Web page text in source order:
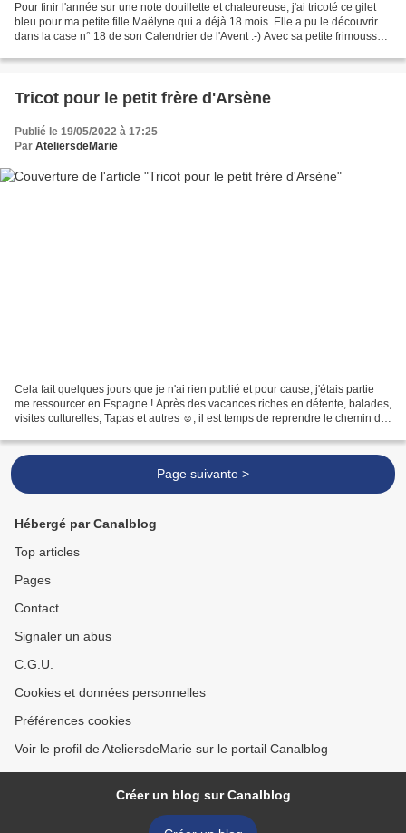
Pour finir l'année sur une note douillette et chaleureuse, j'ai tricoté ce gilet
bleu pour ma petite fille Maëlyne qui a déjà 18 mois. Elle a pu le découvrir
dans la case n° 18 de son Calendrier de l'Avent :-) Avec sa petite frimousse,
Tricot pour le petit frère d'Arsène
Publié le 19/05/2022 à 17:25
Par AteliersdeMarie
Cela fait quelques jours que je n'ai rien publié et pour cause, j'étais partie
me ressourcer en Espagne ! Après des vacances riches en détente, balades,
visites culturelles, Tapas et autres ☺, il est temps de reprendre le chemin de
Page suivante >
Hébergé par Canalblog
Top articles
Pages
Contact
Signaler un abus
C.G.U.
Cookies et données personnelles
Préférences cookies
Voir le profil de AteliersdeMarie sur le portail Canalblog
Créer un blog sur Canalblog